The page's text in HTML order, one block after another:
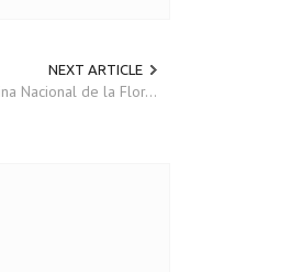
NEXT ARTICLE
Nacional de la Flor...